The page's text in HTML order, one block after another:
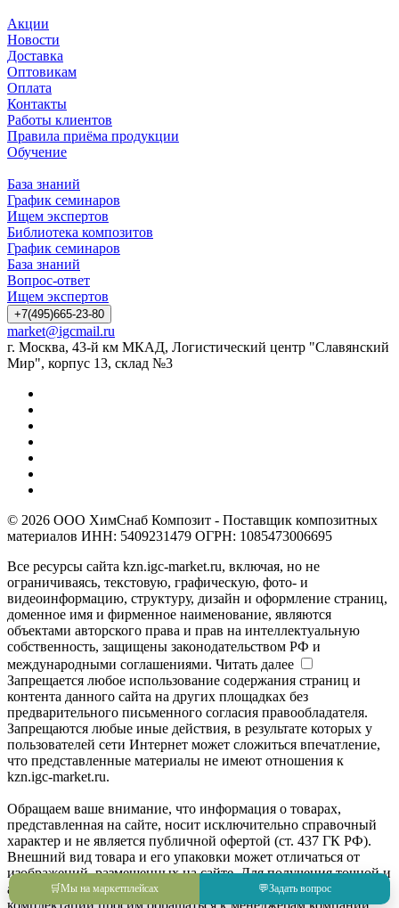
🛒Мы на маркетплейсах 💬Задать вопрос
Акции
Новости
Доставка
Оптовикам
Оплата
Контакты
Работы клиентов
Правила приёма продукции
Обучение
База знаний
График семинаров
Ищем экспертов
Библиотека композитов
График семинаров
База знаний
Вопрос-ответ
Ищем экспертов
+7(495)665-23-80
market@igcmail.ru
г. Москва, 43-й км МКАД, Логистический центр "Славянский
Мир", корпус 13, склад №3
© 2026 ООО ХимСнаб Композит - Поставщик композитных
материалов ИНН: 5409231479 ОГРН: 1085473006695
Все ресурсы сайта kzn.igc-market.ru, включая, но не
ограничиваясь, текстовую, графическую, фото- и
видеоинформацию, структуру, дизайн и оформление страниц,
доменное имя и фирменное наименование, являются
объектами авторского права и прав на интеллектуальную
собственность, защищены законодательством РФ и
международными соглашениями. Читать далее
Запрещается любое использование содержания страниц и
контента данного сайта на других площадках без
предварительного письменного согласия правообладателя.
Запрещаются любые иные действия, в результате которых у
пользователей сети Интернет может сложиться впечатление,
что представленные материалы не имеют отношения к
kzn.igc-market.ru.
Обращаем ваше внимание, что информация о товарах,
представленная на сайте, носит исключительно справочный
характер и не является публичной офертой (ст. 437 ГК РФ).
Внешний вид товара и его упаковки может отличаться от
изображений, размещенных на сайте. Для получения точной и
актуальной информации о товаре, его характеристиках и
комплектации просим обращаться к менеджерам компании.